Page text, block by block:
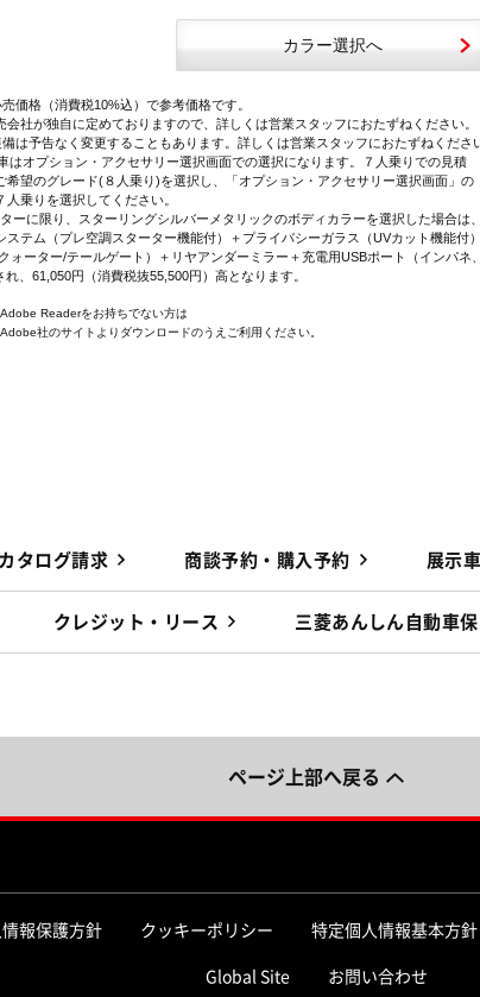
カラー選択へ
価格（消費税10%込）で参考価格です。
社が独自に定めておりますので、詳しくは営業スタッフにおたずねください。
は予告なく変更することもあります。詳しくは営業スタッフにおたずねくださ
はオプション・アクセサリー選択画面での選択になります。７人乗りでの見積
望のグレード(８人乗り)を選択し、「オプション・アクセサリー選択画面」の
乗りを選択してください。
ーに限り、スターリングシルバーメタリックのボディカラーを選択した場合は、
テム（プレ空調スターター機能付）＋プライバシーガラス（UVカット機能付）
ーター/テールゲート）＋リヤアンダーミラー＋充電用USBポート（インパネ、
、61,050円（消費税抜55,500円）高となります。
Adobe Readerをお持ちでない方は
Adobe社のサイトよりダウンロードのうえご利用ください。
カタログ請求 商談予約・購入予約 展示
クレジット・リース 三菱あんしん自動車
ページ上部へ戻る
報保護方針 クッキーポリシー 特定個人情報基本方針
Global Site お問い合わせ